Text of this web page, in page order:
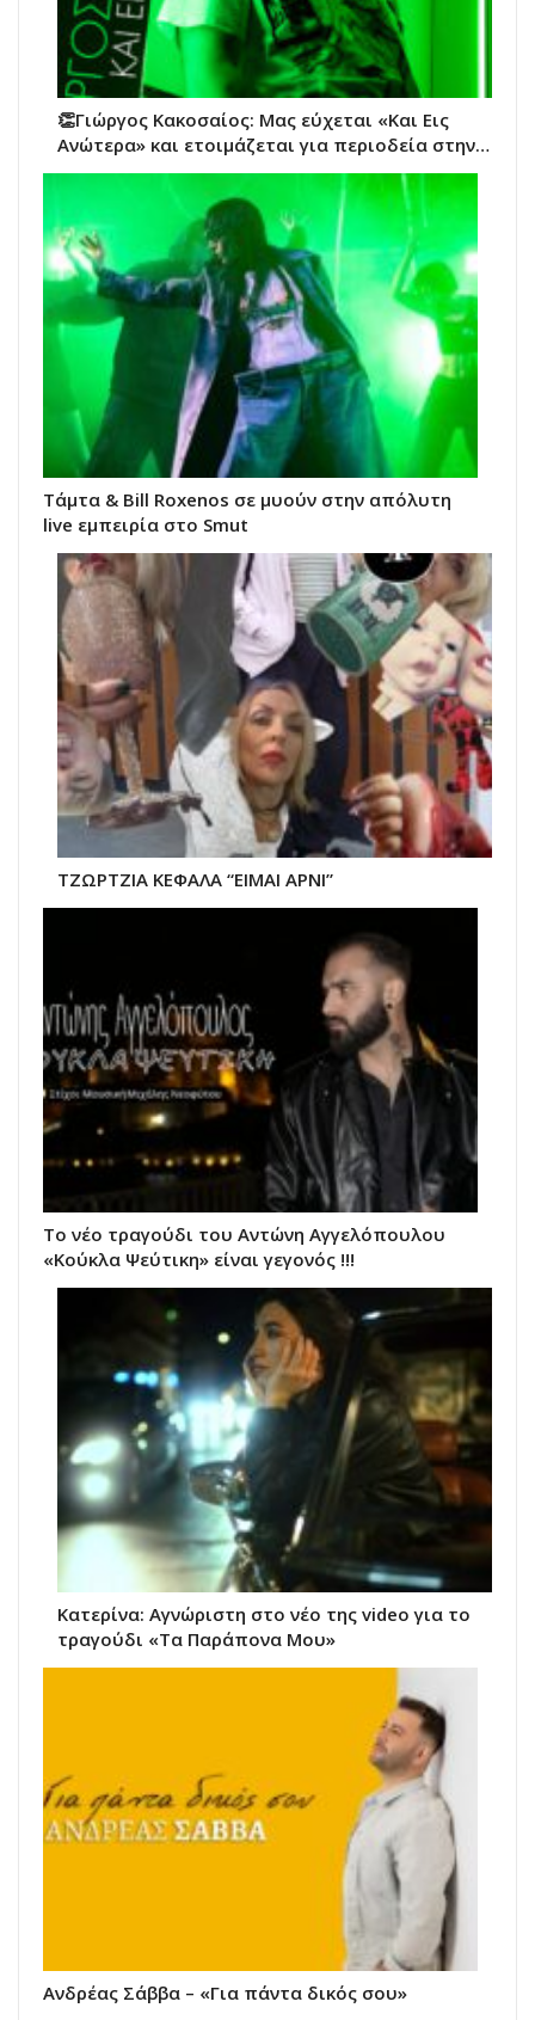
👏Γιώργος Κακοσαίος: Μας εύχεται «Και Εις
Ανώτερα» και ετοιμάζεται για περιοδεία στην…
Τάμτα & Bill Roxenos σε μυούν στην απόλυτη
live εμπειρία στο Smut
ΤΖΩΡΤΖΙΑ ΚΕΦΑΛΑ “ΕΙΜΑΙ ΑΡΝΙ”
Το νέο τραγούδι του Αντώνη Αγγελόπουλου
«Κούκλα Ψεύτικη» είναι γεγονός !!!
Κατερίνα: Αγνώριστη στο νέο της video για το
τραγούδι «Τα Παράπονα Μου»
Ανδρέας Σάββα – «Για πάντα δικός σου»